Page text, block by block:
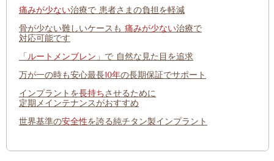
痛みが少ない治療で 患者さまの負担を軽減
骨が少ない難しいケースも 痛みが少ない治療で
対応可能です
「ルートメンブレン 」で 自然な見た目を追求
万が一の時も安心最長10年の長期保証でサポート
インプラントを長持ちさせるために
定期メインテナンスがおすすめ
世界基準の安全性を誇る純チタン製インプラント